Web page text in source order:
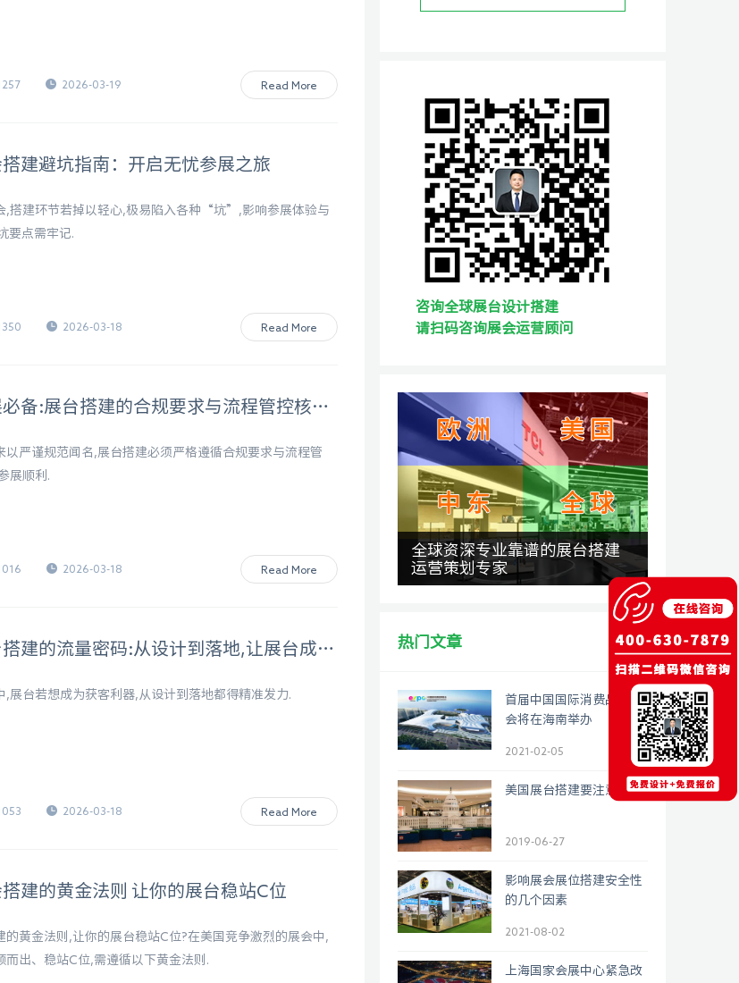
2026-03-19 Read More
搭建避坑指南：开启无忧参展之旅
,搭建环节若掉以轻心,极易陷入各种“坑”,影响参展体验与
要点需牢记.
2026-03-18 Read More
赴德参展必备:展台搭建的合规要求与流程管控核心指南
以严谨规范闻名,展台搭建必须严格遵循合规要求与流程管
展顺利.
2026-03-18 Read More
美国展台搭建的流量密码:从设计到落地,让展台成为获客利器
,展台若想成为获客利器,从设计到落地都得精准发力.
2026-03-18 Read More
建的黄金法则 让你的展台稳站C位
的黄金法则,让你的展台稳站C位?在美国竞争激烈的展会中,
而出、稳站C位,需遵循以下黄金法则.
咨询全球展台设计搭建
请扫码咨询展会运营顾问
全球资深专业靠谱的展台搭建
运营策划专家
热门文章
首届中国国际消费品博览
会将在海南举办
2021-02-05
美国展台搭建要注意什么
2019-06-27
影响展会展位搭建安全性
的几个因素
2021-08-02
上海国家会展中心紧急改